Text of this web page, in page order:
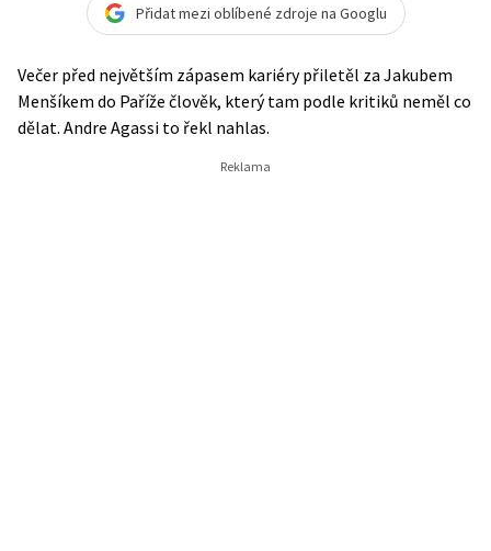
Přidat mezi oblíbené zdroje na Googlu
Večer před největším zápasem kariéry přiletěl za Jakubem
Menšíkem do Paříže člověk, který tam podle kritiků neměl co
dělat. Andre Agassi to řekl nahlas.